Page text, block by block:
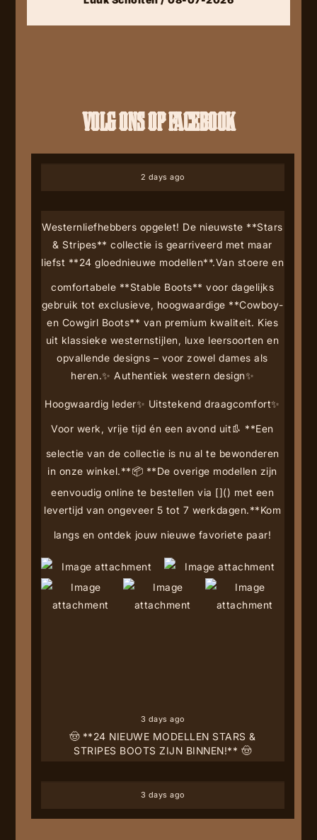
VOLG ONS OP FACEBOOK
2 days ago
🤠 **24 NIEUWE MODELLEN STARS &
STRIPES BOOTS ZIJN BINNEN!** 🤠
Westernliefhebbers opgelet! De nieuwste **Stars
& Stripes** collectie is gearriveerd met maar
liefst **24 gloednieuwe modellen**.Van stoere en
comfortabele **Stable Boots** voor dagelijks
gebruik tot exclusieve, hoogwaardige **Cowboy-
en Cowgirl Boots** van premium kwaliteit. Kies
uit klassieke westernstijlen, luxe leersoorten en
opvallende designs – voor zowel dames als
heren.✨ Authentiek western design✨
Hoogwaardig leder✨ Uitstekend draagcomfort✨
Voor werk, vrije tijd én een avond uit👢 **Een
selectie van de collectie is nu al te bewonderen
in onze winkel.**📦 **De overige modellen zijn
eenvoudig online te bestellen via []() met een
levertijd van ongeveer 5 tot 7 werkdagen.**Kom
langs en ontdek jouw nieuwe favoriete paar!
3 days ago
3 days ago